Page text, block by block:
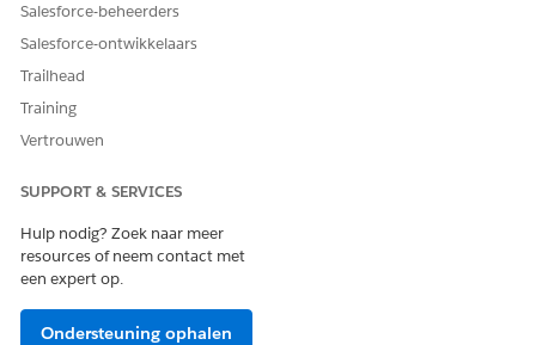
Optioneel:
om de kwaliteit van uw vertaling te verbeteren. Maak uw
Sla uw werk op.
HEEFT DIT ARTIKEL UW PROBLEEM OPGELOST?
Laat ons weten wat we kunnen doen om te verbeteren!
Salesforce-beheerders
Salesforce-ontwikkelaars
Trailhead
Training
Vertrouwen
SUPPORT & SERVICES
Hulp nodig? Zoek naar meer
resources of neem contact met
een expert op.
Ondersteuning ophalen